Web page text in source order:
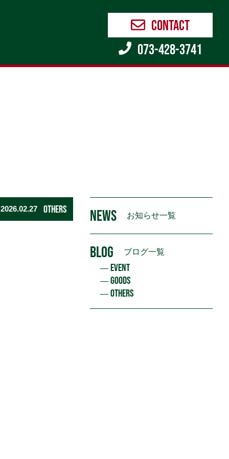
contact
073-428-3741
2026.02.27 OTHERS NEWS お知らせ一覧
BLOG ブログ一覧
EVENT
GOODS
OTHERS